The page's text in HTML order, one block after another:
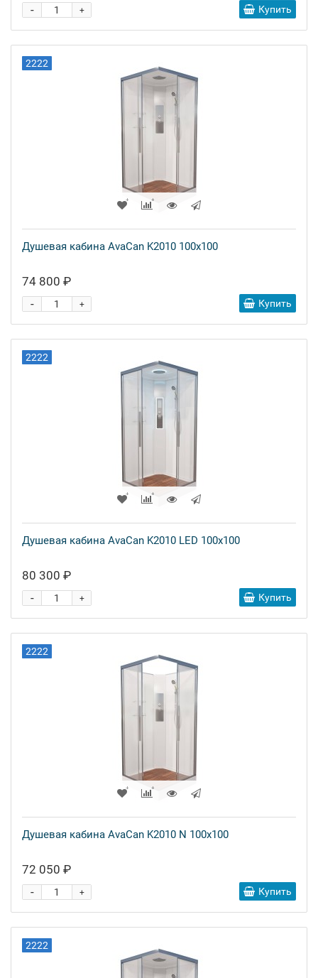
+
- Купить
2222
Душевая кабина AvaCan K2010 100x100
74 800 ₽
+
- Купить
2222
Душевая кабина AvaCan K2010 LED 100x100
80 300 ₽
+
- Купить
2222
Душевая кабина AvaCan K2010 N 100x100
72 050 ₽
+
- Купить
2222